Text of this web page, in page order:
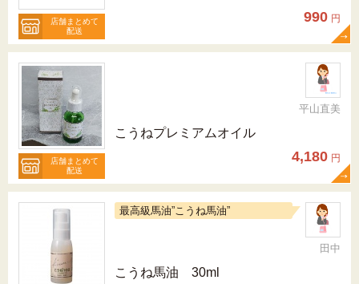
店舗まとめて
配送
990 円
店舗まとめて
配送
平山直美
こうねプレミアムオイル
4,180 円
最高級馬油”こうね馬油”
田中
こうね馬油 30ml